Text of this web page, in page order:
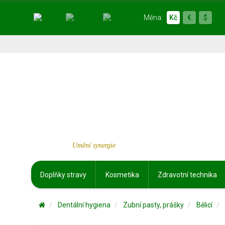
Měna: Kč € $
Umění synergie
Doplňky stravy Kosmetika Zdravotní technika
Dentální hygiena Zubní pasty, prášky Bělicí